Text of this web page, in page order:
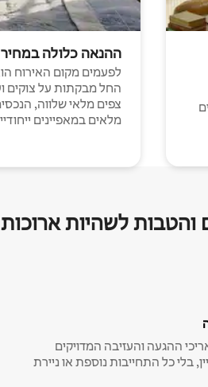
ההנאה כלולה במחיר
לפעמים מקום האירוח
החל מבקתות על צוקים
צפים מלאי שלווה,
מלאים במאפיינים
והטבות לשהיות
ההגעה והעזיבה המדויקים
בלי כל התחייבות נוספת או ניירת